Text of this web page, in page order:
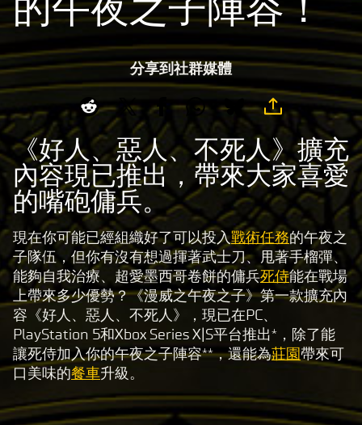
分享到社群媒體
《好人、惡人、不死人》擴充
內容現已推出，帶來大家喜愛
的嘴砲傭兵。
現在你可能已經組織好了可以投入戰術任務的午夜之
子隊伍，但你有沒有想過揮著武士刀、甩著手榴彈、
能夠自我治療、超愛墨西哥卷餅的傭兵死侍能在戰場
上帶來多少優勢？《漫威之午夜之子》第一款擴充內
容《好人、惡人、不死人》，現已在PC、
PlayStation 5和Xbox Series X|S平台推出*，除了能
讓死侍加入你的午夜之子陣容**，還能為莊園帶來可
口美味的餐車升級。